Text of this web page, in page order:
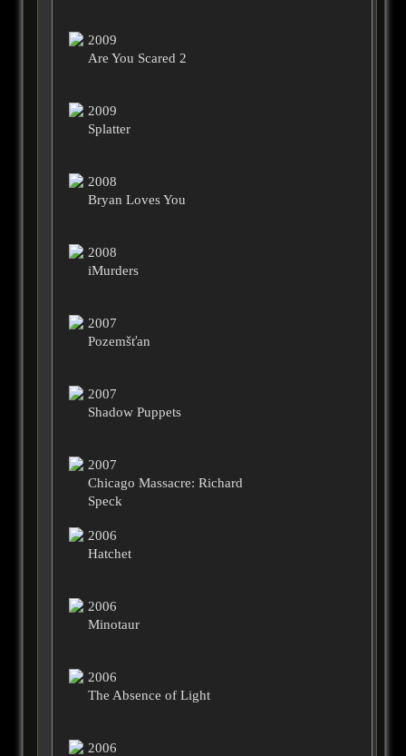
2009
Are You Scared 2
2009
Splatter
2008
Bryan Loves You
2008
iMurders
2007
Pozemšťan
2007
Shadow Puppets
2007
Chicago Massacre: Richard
Speck
2006
Hatchet
2006
Minotaur
2006
The Absence of Light
2006